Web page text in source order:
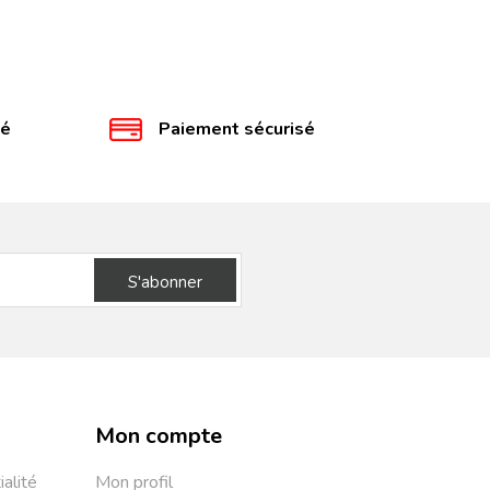
Paiement sécurisé
S'abonner
Mon compte
Mon profil